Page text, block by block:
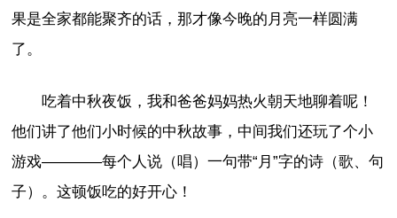
果是全家都能聚齐的话，那才像今晚的月亮一样圆满
了。
吃着中秋夜饭，我和爸爸妈妈热火朝天地聊着呢！
他们讲了他们小时候的中秋故事，中间我们还玩了个小
游戏————每个人说（唱）一句带“月”字的诗（歌、句
子）。这顿饭吃的好开心！